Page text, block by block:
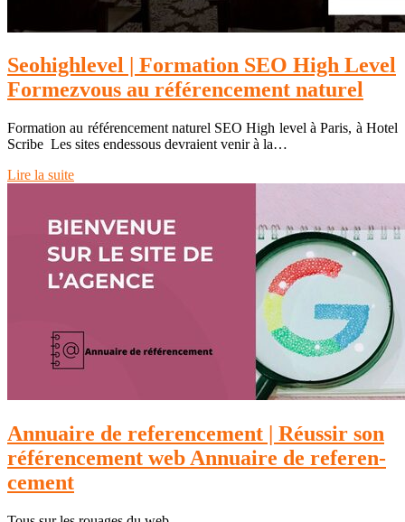
Seohighle­vel | Formation SEO High Level
Formezvous au référen­ce­ment naturel
Formation au référencement naturel SEO High level à Paris, à Hotel
Scribe ️ Les sites endessous devraient venir à la…
Lire la suite
Annuaire de referen­ce­ment | Réussir son
référen­ce­ment web Annuaire de referen­
ce­ment